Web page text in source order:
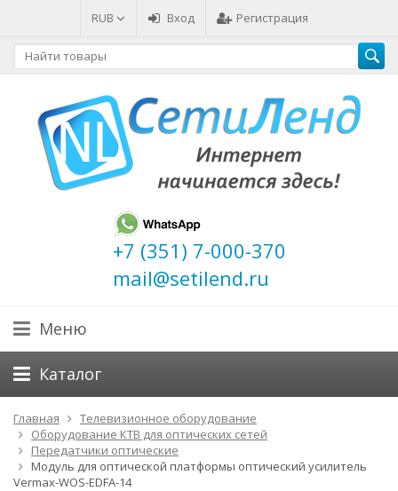
RUB Вход Регистрация
+7 (351) 7-000-370
mail@setilend.ru
Меню
Каталог
Главная
Телевизионное оборудование
Оборудование КТВ для оптических сетей
Передатчики оптические
Модуль для оптической платформы оптический усилитель
Vermax-WOS-EDFA-14